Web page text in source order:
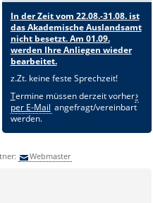
In der Zeit vom 22.08.-31.08. ist
das Akademische Auslandsamt
nicht besetzt. Am 01.09.
werden Ihre Anliegen wieder
bearbeitet.
z.Zt. keine feste Sprechzeit!
Termine müssen derzeit vorher
per E-Mail angefragt/vereinbart
werden.
Webmaster